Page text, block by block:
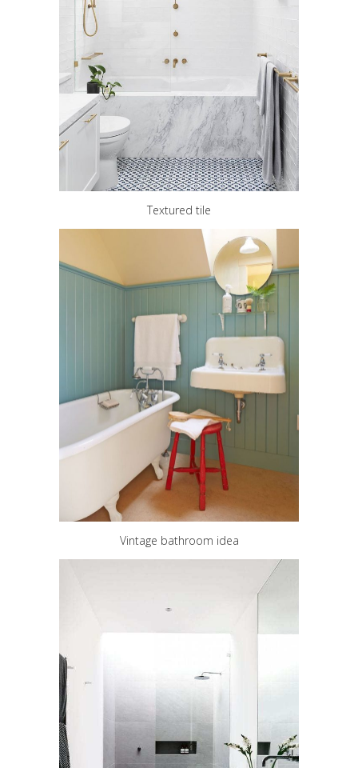
Textured tile
Vintage bathroom idea